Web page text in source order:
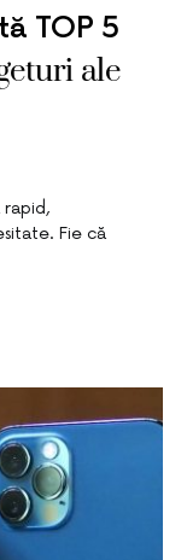
TOP 5
ale
rapid,
Fie că